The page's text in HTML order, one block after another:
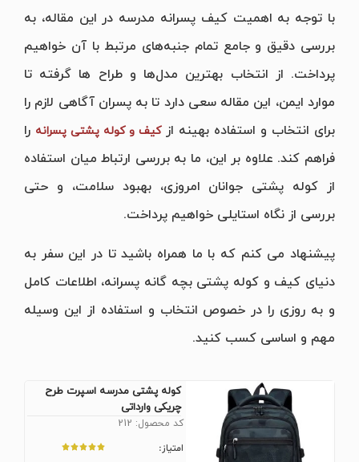
با توجه به اهمیت کیف پسرانه مدرسه در این مقاله، به
بررسی دقیق و جامع تمام جنبه‌های مرتبط با آن خواهیم
پرداخت. از انتخاب بهترین مدل‌ها و طراح ها گرفته تا
موارد ایمن، این مقاله سعی دارد تا به پسران آگاهی لازم را
برای انتخاب و استفاده بهینه ازکیف و کوله پشتی پسرانه را
فراهم کند. علاوه بر این، ما به بررسی ارتباط میان استفاده
از کوله پشتی جوانان امروزی، بهبود سلامت، و حتی
بررسی از نگاه استایلی خواهیم پرداخت.
پیشنهاد می‌ کنم که با ما همراه باشید تا در این سفر به
دنیای کیف و کوله پشتی بچه گانه پسرانه، اطلاعات کامل
و به روزی را در خصوص انتخاب و استفاده از این وسیله
مهم و اساسی کسب کنید.
کوله پشتی مدرسه اسپرت طرح
چریکی وارداتی
کد محصول: 212
امتیاز: